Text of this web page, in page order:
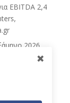
EBITDA 2,4
2026,
των στόχων